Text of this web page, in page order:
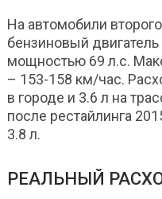
На автомобили
бензиновый
мощностью 69 л.с.
– 153-158 км/час.
в городе и 3.6 л на
после рестайлинга
3.8 л.
РЕАЛЬНЫЙ